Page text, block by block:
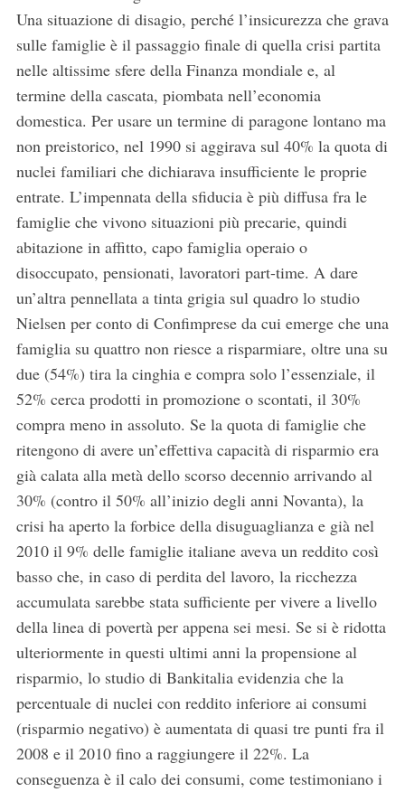
Una situazione di disagio, perché l’insicurezza che grava
sulle famiglie è il passaggio finale di quella crisi partita
nelle altissime sfere della Finanza mondiale e, al
termine della cascata, piombata nell’economia
domestica. Per usare un termine di paragone lontano ma
non preistorico, nel 1990 si aggirava sul 40% la quota di
nuclei familiari che dichiarava insufficiente le proprie
entrate. L’impennata della sfiducia è più diffusa fra le
famiglie che vivono situazioni più precarie, quindi
abitazione in affitto, capo famiglia operaio o
disoccupato, pensionati, lavoratori part-time. A dare
un’altra pennellata a tinta grigia sul quadro lo studio
Nielsen per conto di Confimprese da cui emerge che una
famiglia su quattro non riesce a risparmiare, oltre una su
due (54%) tira la cinghia e compra solo l’essenziale, il
52% cerca prodotti in promozione o scontati, il 30%
compra meno in assoluto. Se la quota di famiglie che
ritengono di avere un’effettiva capacità di risparmio era
già calata alla metà dello scorso decennio arrivando al
30% (contro il 50% all’inizio degli anni Novanta), la
crisi ha aperto la forbice della disuguaglianza e già nel
2010 il 9% delle famiglie italiane aveva un reddito così
basso che, in caso di perdita del lavoro, la ricchezza
accumulata sarebbe stata sufficiente per vivere a livello
della linea di povertà per appena sei mesi. Se si è ridotta
ulteriormente in questi ultimi anni la propensione al
risparmio, lo studio di Bankitalia evidenzia che la
percentuale di nuclei con reddito inferiore ai consumi
(risparmio negativo) è aumentata di quasi tre punti fra il
2008 e il 2010 fino a raggiungere il 22%. La
conseguenza è il calo dei consumi, come testimoniano i